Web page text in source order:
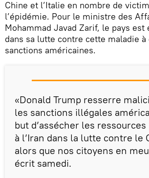
Chine et l’Italie en nombre de
l’épidémie. Pour le ministre des
Mohammad Javad Zarif, le pays
dans sa lutte contre cette maladie à
sanctions américaines.
«Donald Trump resserre
les sanctions illégales
but d’assécher les
à l’Iran dans la lutte contre le
alors que nos citoyens en
écrit samedi.